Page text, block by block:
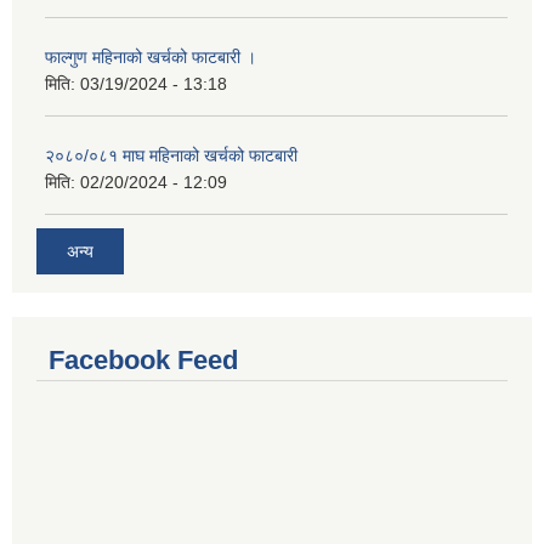
फाल्गुण महिनाको खर्चको फाटबारी ।
मिति: 03/19/2024 - 13:18
२०८०/०८१ माघ महिनाको खर्चको फाटबारी
मिति: 02/20/2024 - 12:09
अन्य
Facebook Feed